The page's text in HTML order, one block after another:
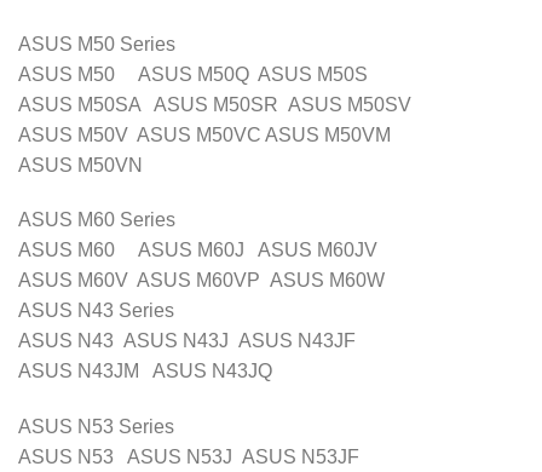
ASUS M50 Series
ASUS M50 ASUS M50Q ASUS M50S
ASUS M50SA ASUS M50SR ASUS M50SV
ASUS M50V ASUS M50VC ASUS M50VM
ASUS M50VN
ASUS M60 Series
ASUS M60 ASUS M60J ASUS M60JV
ASUS M60V ASUS M60VP ASUS M60W
ASUS N43 Series
ASUS N43 ASUS N43J ASUS N43JF
ASUS N43JM ASUS N43JQ
ASUS N53 Series
ASUS N53 ASUS N53J ASUS N53JF